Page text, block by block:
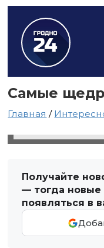
Cамые
Главная /
Получайте
— тогда новые
появляться в